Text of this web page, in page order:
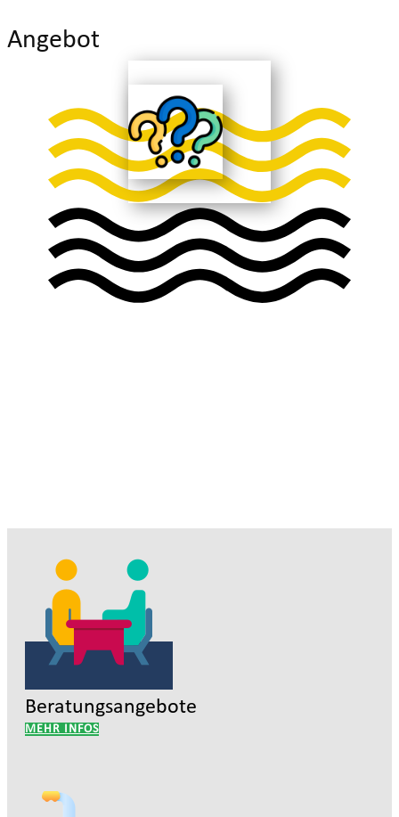
Angebot
Beratungsangebote
MEHR INFOS